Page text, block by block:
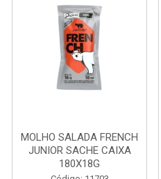
MOLHO SALADA FRENCH
JUNIOR SACHE CAIXA
180X18G